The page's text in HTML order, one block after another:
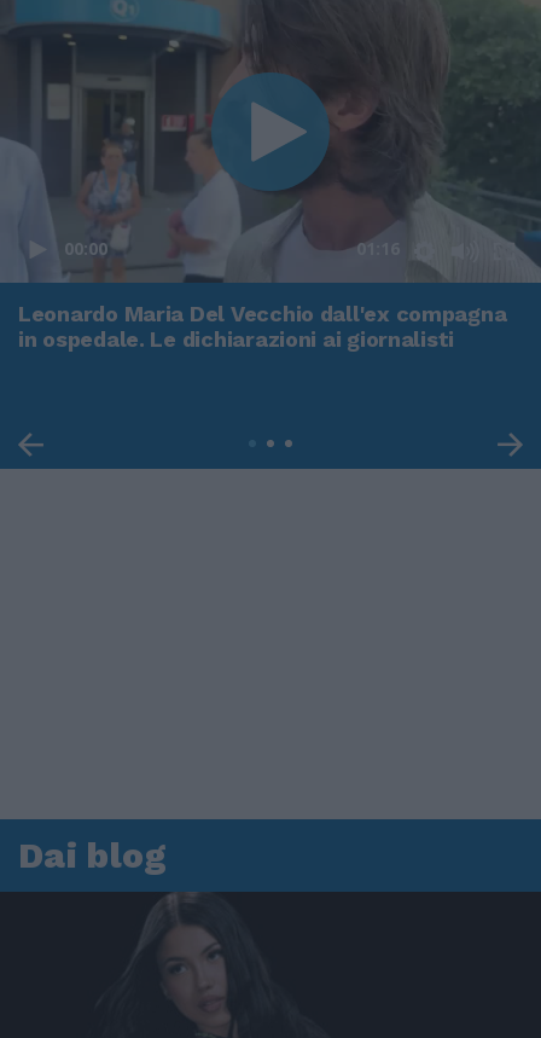
00:00 01:16
Leonardo Maria Del Vecchio dall'ex compagna
in ospedale. Le dichiarazioni ai giornalisti
Dai blog